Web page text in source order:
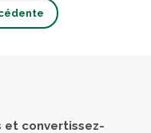
et convertissez-